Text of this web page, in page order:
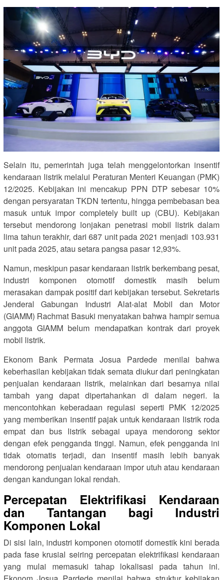
Selain itu, pemerintah juga telah menggelontorkan insentif
kendaraan listrik melalui Peraturan Menteri Keuangan (PMK)
12/2025. Kebijakan ini mencakup PPN DTP sebesar 10%
dengan persyaratan TKDN tertentu, hingga pembebasan bea
masuk untuk impor completely built up (CBU). Kebijakan
tersebut mendorong lonjakan penetrasi mobil listrik dalam
lima tahun terakhir, dari 687 unit pada 2021 menjadi 103.931
unit pada 2025, atau setara pangsa pasar 12,93%.
Namun, meskipun pasar kendaraan listrik berkembang pesat,
industri komponen otomotif domestik masih belum
merasakan dampak positif dari kebijakan tersebut. Sekretaris
Jenderal Gabungan Industri Alat-alat Mobil dan Motor
(GIAMM) Rachmat Basuki menyatakan bahwa hampir semua
anggota GIAMM belum mendapatkan kontrak dari proyek
mobil listrik.
Ekonom Bank Permata Josua Pardede menilai bahwa
keberhasilan kebijakan tidak semata diukur dari peningkatan
penjualan kendaraan listrik, melainkan dari besarnya nilai
tambah yang dapat dipertahankan di dalam negeri. Ia
mencontohkan keberadaan regulasi seperti PMK 12/2025
yang memberikan insentif pajak untuk kendaraan listrik roda
empat dan bus listrik sebagai upaya mendorong sektor
dengan efek pengganda tinggi. Namun, efek pengganda ini
tidak otomatis terjadi, dan insentif masih lebih banyak
mendorong penjualan kendaraan impor utuh atau kendaraan
dengan kandungan lokal rendah.
Percepatan Elektrifikasi Kendaraan
dan Tantangan bagi Industri
Komponen Lokal
Di sisi lain, industri komponen otomotif domestik kini berada
pada fase krusial seiring percepatan elektrifikasi kendaraan
yang mulai memasuki tahap lokalisasi pada tahun ini.